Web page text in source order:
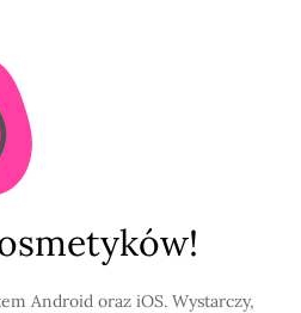
Android oraz iOS. Wystarczy,